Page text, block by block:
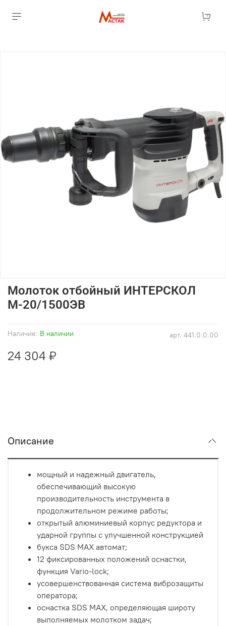
арт. 441.0.0.00
Наличие: В наличии
Молоток отбойный ИНТЕРСКОЛ
М-20/1500ЭВ
24 304 ₽
Описание
мощный и надежный двигатель,
обеспечивающий высокую
производительность инструмента в
продолжительном режиме работы;
открытый алюминиевый корпус редуктора и
ударной группы с улучшенной конструкцией
букса SDS МАХ автомат;
12 фиксированных положений оснастки,
функция Vario-lock;
усовершенствованная система виброзащиты
оператора;
оснастка SDS МАХ, определяющая широту
выполняемых молотком задач;